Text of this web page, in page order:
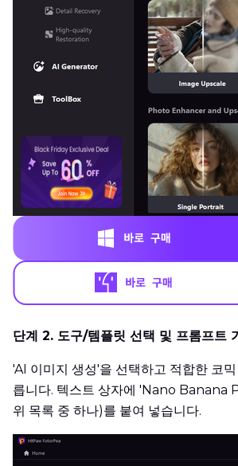
단계 2. 도구/템플릿 선택 및 프롬프트
'AI 이미지 생성'을 선택하고 적합한 코
릅니다. 텍스트 상자에 'Nano Banana
위 목록 중 하나)를 붙여 넣습니다.